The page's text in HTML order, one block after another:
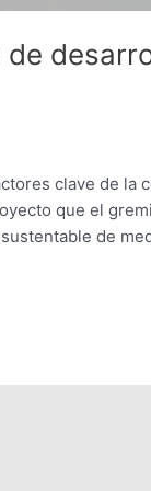
clave de la
que el
de